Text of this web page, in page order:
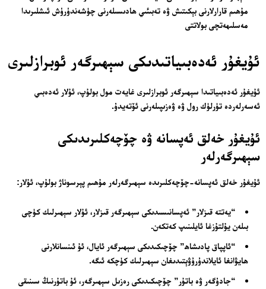
مۇھىم قارارلارنى بېكىتىش ۋە تەبىئىي ھادىسىلەرنى چۈشەندۈرۈش ئىشلىرىدا
مەسلىھەتچى بولاتتى
ئۇيغۇر ئەدەبىياتىدىكى سېھىرگەر ئوبرازلىرى
ئۇيغۇر ئەدەبىياتىدا سېھىرگەر ئوبرازلىرى غايەت مول بولۇپ، ئۇلار ئەدەبىي
ئەسەرلەردە تۈرلۈك رول ۋە ۋەزىپىلەرنى ئۆتەيدۇ.
ئۇيغۇر خەلق ئەپسانە ۋە چۆچەكلىرىدىكى
سېھىرگەرلەر
ئۇيغۇر خەلق ئەپسانە-چۆچەكلىرىدە سېھىرگەرلەر مۇھىم پېرسوناژ بولۇپ، ئۇلار:
“يەتتە قىزلار” ئەپسانىسىدىكى سېھىرگەر قىزلار، ئۇلار سېھىرلىك كۈچى
بىلەن يۇلتۇزغا ئايلىنىپ كەتكەن.
“ئاپپاق پادىشاھ” چۆچىكىدىكى سېھىرگەر ئايال، ئۇ ئىنسانلارنى
ھايۋانغا ئايلاندۇرۇۋېتىدىغان سېھىرلىك كۈچكە ئىگە.
“جادۇگەر ۋە باتۇر” چۆچىكىدىكى رەزىل سېھىرگەر، ئۇ باتۇرنىڭ سىنىقى